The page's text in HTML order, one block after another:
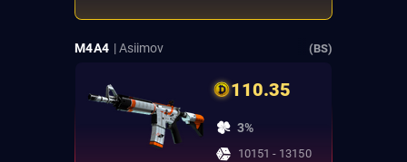
M4A4 | Asiimov (BS)
110.35
3%
10151 - 13150